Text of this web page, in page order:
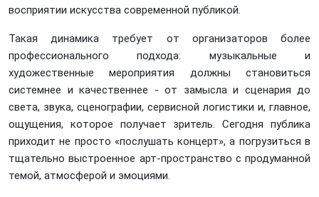
восприятии искусства современной публикой.
Такая динамика требует от организаторов более
профессионального подхода: музыкальные и
художественные мероприятия должны становиться
системнее и качественнее - от замысла и сценария до
света, звука, сценографии, сервисной логистики и, главное,
ощущения, которое получает зритель. Сегодня публика
приходит не просто «послушать концерт», а погрузиться в
тщательно выстроенное арт-пространство с продуманной
темой, атмосферой и эмоциями.